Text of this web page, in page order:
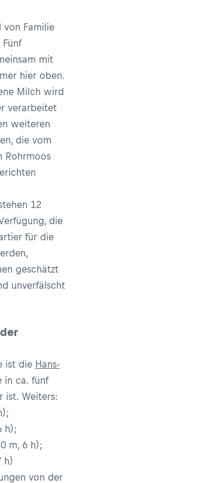
von Familie
mit
hier oben.
Milch wird
verarbeitet
weiteren
die vom
Rohrmoos
12
die
für die
geschätzt
unverfälscht
ist die Hans-
in ca. fünf
ist. Weiters:
h);
m, 6 h);
h)
von der